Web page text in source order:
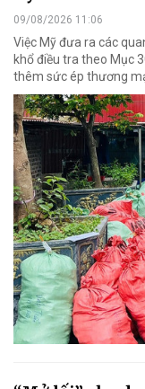
09/08/2026 11:06
Việc Mỹ đưa ra các
khổ điều tra theo Mục
thêm sức ép thương